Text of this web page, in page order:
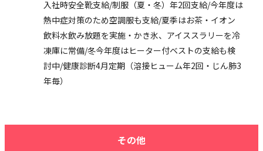
入社時安全靴支給/制服（夏・冬）年2回支給/今年度は
熱中症対策のため空調服も支給/夏季はお茶・イオン
飲料水飲み放題を実施・かき氷、アイススラリーを冷
凍庫に常備/冬今年度はヒーター付ベストの支給も検
討中/健康診断4月定期（溶接ヒューム年2回・じん肺3
年毎）
その他